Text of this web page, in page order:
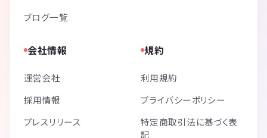
ブログ一覧
会社情報
運営会社
採用情報
プレスリリース
規約
利用規約
プライバシーポリシー
特定商取引法に基づく表
記